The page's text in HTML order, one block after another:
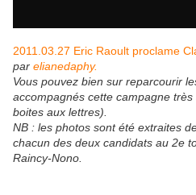
2011.03.27 Eric Raoult proclame
par elianedaphy.
Vous pouvez bien sur reparcourir
accompagnés cette campagne
boites aux lettres).
NB : les photos sont été extraites
chacun des deux candidats au 2e
Raincy-Nono.